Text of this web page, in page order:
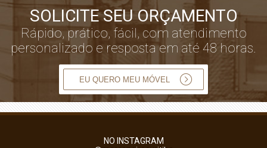
SOLICITE SEU ORÇAMENTO
Rápido, prático, fácil, com atendimento
personalizado e resposta em até 48 horas.
EU QUERO MEU MÓVEL
NO INSTAGRAM